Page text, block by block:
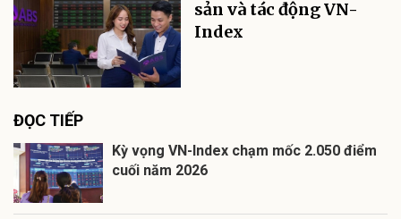
sản và tác động VN-
Index
ĐỌC TIẾP
Kỳ vọng VN-Index chạm mốc 2.050 điểm
cuối năm 2026